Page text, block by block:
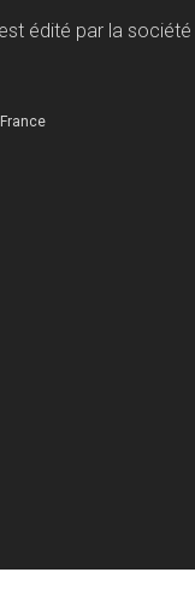
édité par la société